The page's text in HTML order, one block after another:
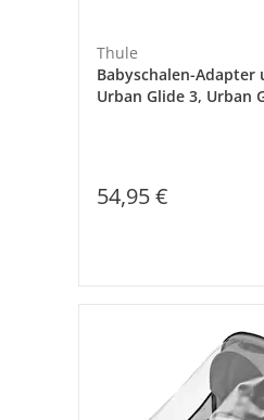
Thule
Babyschalen-Adapter
Urban Glide 3, Urban
54,95 €